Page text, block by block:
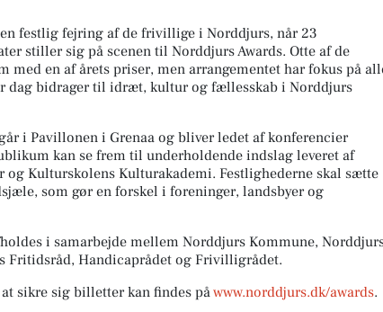
festlig fejring af de frivillige i Norddjurs, når 23
stiller sig på scenen til Norddjurs Awards. Otte af de
med en af årets priser, men arrangementet har fokus på
dag bidrager til idræt, kultur og fællesskab i Norddjurs
i Pavillonen i Grenaa og bliver ledet af konferencier
kan se frem til underholdende indslag leveret af
og Kulturskolens Kulturakademi. Festlighederne skal sætte
som gør en forskel i foreninger, landsbyer og
i samarbejde mellem Norddjurs Kommune,
Fritidsråd, Handicaprådet og Frivilligrådet.
sikre sig billetter kan findes påwww.norddjurs.dk/awards.